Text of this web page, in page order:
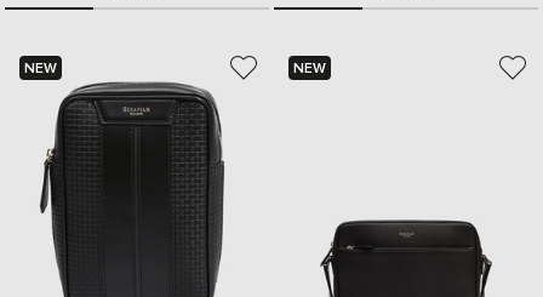
NEW NEW